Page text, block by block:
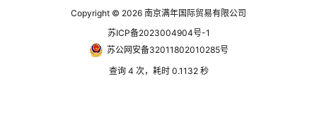
Copyright © 2026 南京满年国际贸易有限公司
苏ICP备2023004904号-1
苏公网安备32011802010285号
查询 4 次，耗时 0.1132 秒